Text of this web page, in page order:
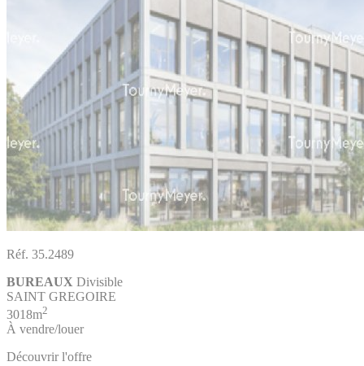
Réf. 35.2489
BUREAUX Divisible
SAINT GREGOIRE
3018m2
À vendre/louer
Découvrir l'offre